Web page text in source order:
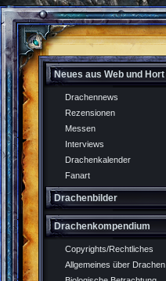
Neues aus Web und Hort
Drachennews
Rezensionen
Messen
Interviews
Drachenkalender
Fanart
Drachenbilder
Drachenkompendium
Copyrights/Rechtliches
Allgemeines über Drachen